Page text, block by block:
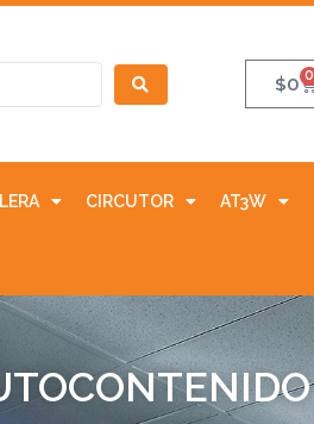
$0 0
CIRCUTOR AT3W